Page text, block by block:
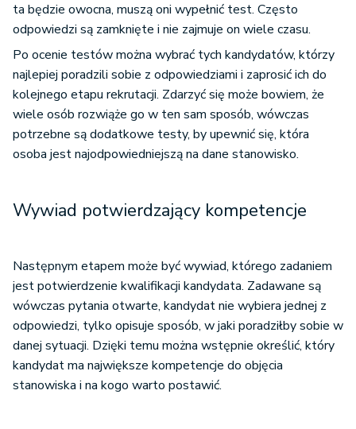
ta będzie owocna, muszą oni wypełnić test. Często
odpowiedzi są zamknięte i nie zajmuje on wiele czasu.
Po ocenie testów można wybrać tych kandydatów, którzy
najlepiej poradzili sobie z odpowiedziami i zaprosić ich do
kolejnego etapu rekrutacji. Zdarzyć się może bowiem, że
wiele osób rozwiąże go w ten sam sposób, wówczas
potrzebne są dodatkowe testy, by upewnić się, która
osoba jest najodpowiedniejszą na dane stanowisko.
Wywiad potwierdzający kompetencje
Następnym etapem może być wywiad, którego zadaniem
jest potwierdzenie kwalifikacji kandydata. Zadawane są
wówczas pytania otwarte, kandydat nie wybiera jednej z
odpowiedzi, tylko opisuje sposób, w jaki poradziłby sobie w
danej sytuacji. Dzięki temu można wstępnie określić, który
kandydat ma największe kompetencje do objęcia
stanowiska i na kogo warto postawić.